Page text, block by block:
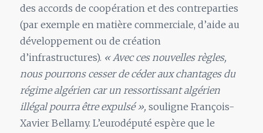
des accords de coopération et des contreparties
(par exemple en matière commerciale, d’aide au
développement ou de création
d’infrastructures). « Avec ces nouvelles règles,
nous pourrons cesser de céder aux chantages du
régime algérien car un ressortissant algérien
illégal pourra être expulsé », souligne François-
Xavier Bellamy. L’eurodéputé espère que le